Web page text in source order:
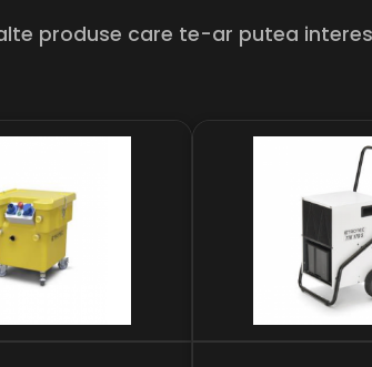
produse care te-ar putea